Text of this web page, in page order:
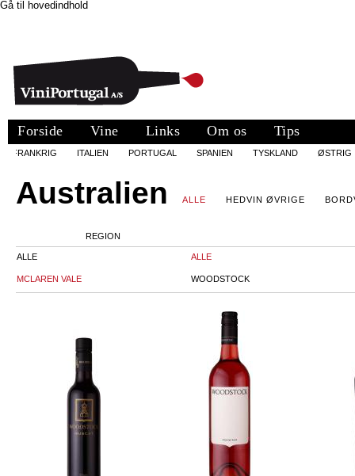
Gå til hovedindhold
Forside Vine Links Om os Tips
FRANKRIG ITALIEN PORTUGAL SPANIEN TYSKLAND ØSTRIG
Australien ALLE HEDVIN ØVRIGE
REGION
ALLE
MCLAREN VALE
ALLE
WOODSTOCK